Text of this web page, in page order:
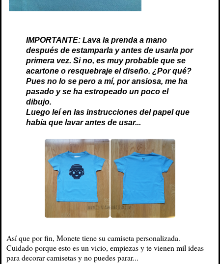
IMPORTANTE: Lava la prenda a mano
después de estamparla y antes de usarla por
primera vez. Si no, es muy probable que se
acartone o resquebraje el diseño. ¿Por qué?
Pues no lo se pero a mí, por ansiosa, me ha
pasado y se ha estropeado un poco el
dibujo.
Luego leí en las instrucciones del papel que
había que lavar antes de usar...
Así que por fin, Monete tiene su camiseta personalizada.
Cuidado porque esto es un vicio, empiezas y te vienen mil ideas
para decorar camisetas y no puedes parar...